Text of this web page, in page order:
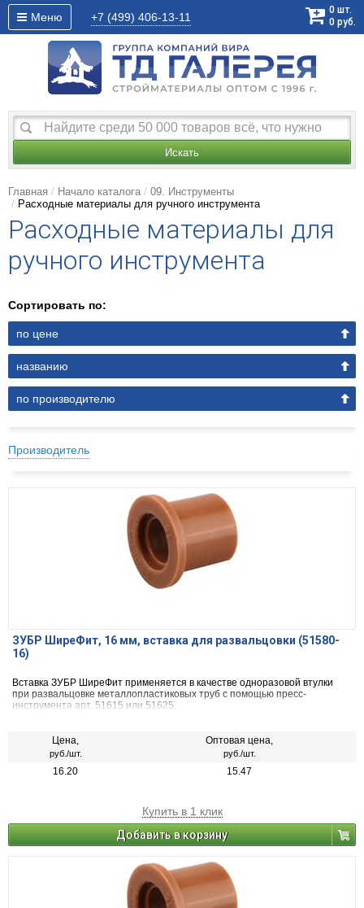
Меню +7 (499) 406-13-11
0 шт.
0 руб.
Искать
Главная Начало каталога
09. Инструменты
Расходные материалы для ручного инструмента
Расходные материалы для
ручного инструмента
Сортировать по:
по цене
названию
по производителю
Производитель
ЗУБР ШиреФит, 16 мм, вставка для развальцовки (51580-
16)
Вставка ЗУБР ШиреФит применяется в качестве одноразовой втулки
при развальцовке металлопластиковых труб с помощью пресс-
инструмента арт. 51615 или 51625.
Цена,
руб./шт.
Оптовая цена,
руб./шт.
16.20 15.47
Купить в 1 клик
Добавить в корзину